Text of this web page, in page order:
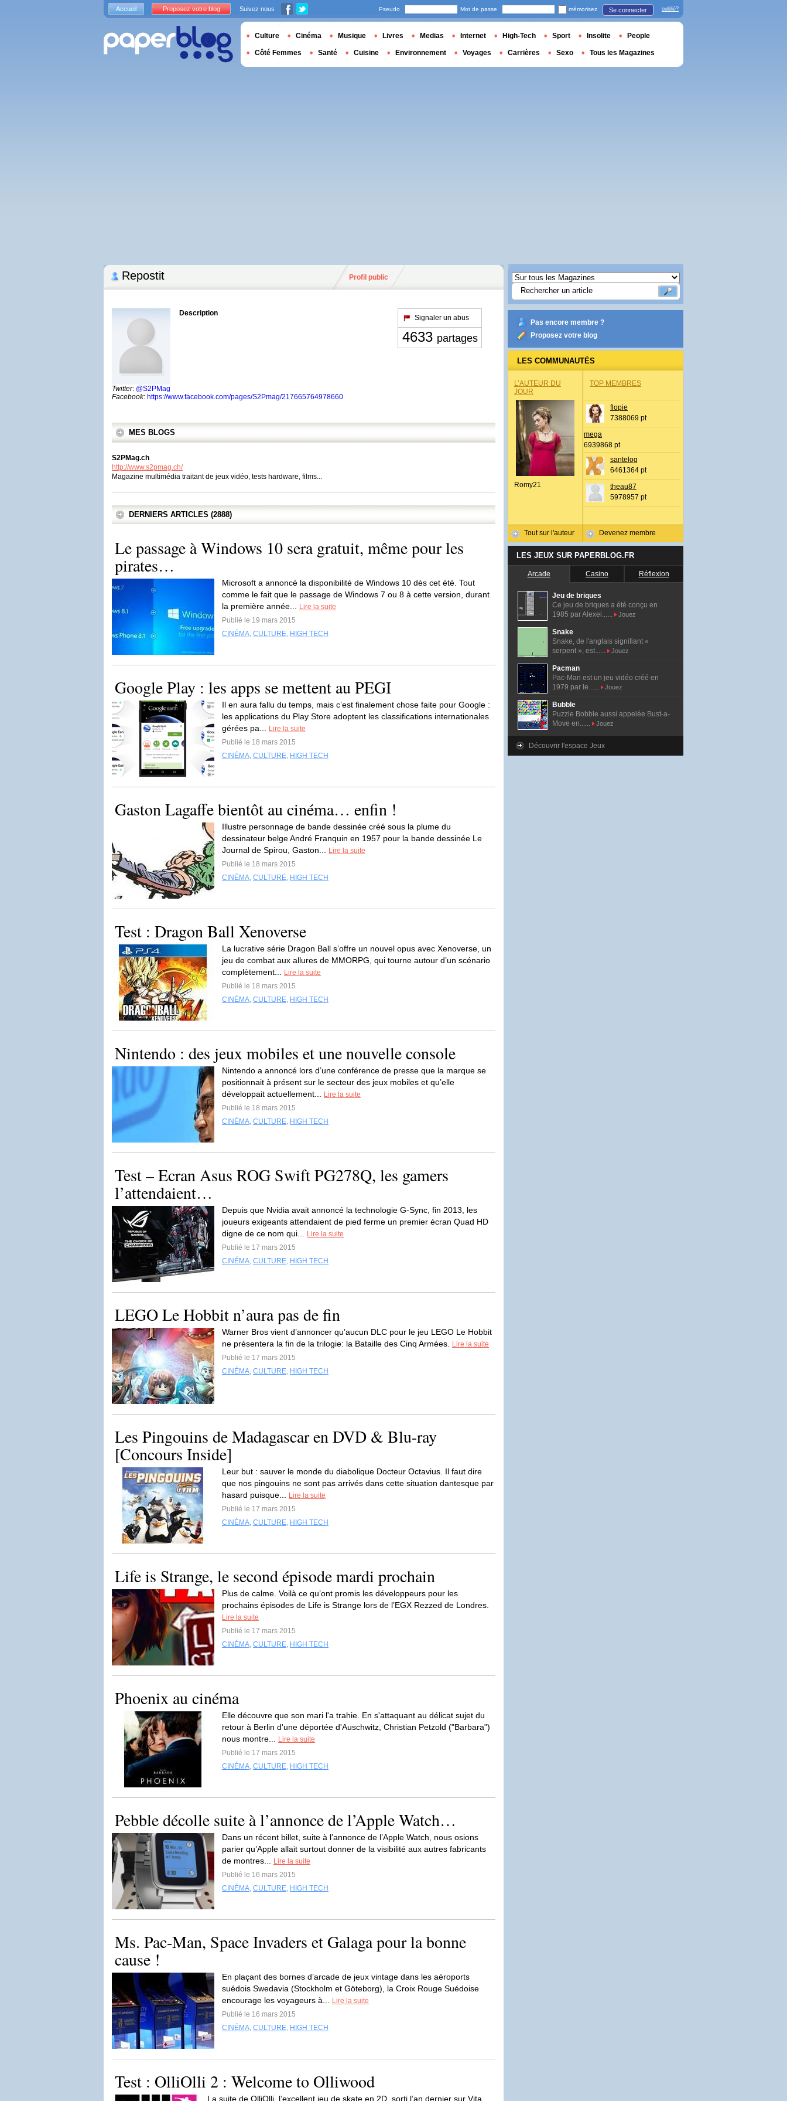
Repostit Profil public
Description
Twitter: @S2PMag
Facebook: https://www.facebook.com/pages/S2Pmag/217665764978660
Signaler un abus
4633 partages
MES BLOGS
S2PMag.ch
http://www.s2pmag.ch/
Magazine multimédia traitant de jeux vidéo, tests hardware, films...
DERNIERS ARTICLES (2888)
Le passage à Windows 10 sera gratuit, même pour les
pirates…
Microsoft a annoncé la disponibilité de Windows 10 dès cet été. Tout
comme le fait que le passage de Windows 7 ou 8 à cette version, durant
la première année...
Lire la suite
Publié le 19 mars 2015
CINÉMA, CULTURE, HIGH TECH
Google Play : les apps se mettent au PEGI
Il en aura fallu du temps, mais c’est finalement chose faite pour Google :
les applications du Play Store adoptent les classifications internationales
gérées pa...
Lire la suite
Publié le 18 mars 2015
CINÉMA, CULTURE, HIGH TECH
Gaston Lagaffe bientôt au cinéma… enfin !
Illustre personnage de bande dessinée créé sous la plume du
dessinateur belge André Franquin en 1957 pour la bande dessinée Le
Journal de Spirou, Gaston...
Lire la suite
Publié le 18 mars 2015
CINÉMA, CULTURE, HIGH TECH
Test : Dragon Ball Xenoverse
La lucrative série Dragon Ball s’offre un nouvel opus avec Xenoverse, un
jeu de combat aux allures de MMORPG, qui tourne autour d’un scénario
complètement...
Lire la suite
Publié le 18 mars 2015
CINÉMA, CULTURE, HIGH TECH
Nintendo : des jeux mobiles et une nouvelle console
Nintendo a annoncé lors d’une conférence de presse que la marque se
positionnait à présent sur le secteur des jeux mobiles et qu’elle
développait actuellement...
Lire la suite
Publié le 18 mars 2015
CINÉMA, CULTURE, HIGH TECH
Test – Ecran Asus ROG Swift PG278Q, les gamers
l’attendaient…
Depuis que Nvidia avait annoncé la technologie G-Sync, fin 2013, les
joueurs exigeants attendaient de pied ferme un premier écran Quad HD
digne de ce nom qui...
Lire la suite
Publié le 17 mars 2015
CINÉMA, CULTURE, HIGH TECH
LEGO Le Hobbit n’aura pas de fin
Warner Bros vient d’annoncer qu’aucun DLC pour le jeu LEGO Le Hobbit
ne présentera la fin de la trilogie: la Bataille des Cinq Armées.
Lire la suite
Publié le 17 mars 2015
CINÉMA, CULTURE, HIGH TECH
Les Pingouins de Madagascar en DVD & Blu-ray
[Concours Inside]
Leur but : sauver le monde du diabolique Docteur Octavius. Il faut dire
que nos pingouins ne sont pas arrivés dans cette situation dantesque par
hasard puisque...
Lire la suite
Publié le 17 mars 2015
CINÉMA, CULTURE, HIGH TECH
Life is Strange, le second épisode mardi prochain
Plus de calme. Voilà ce qu’ont promis les développeurs pour les
prochains épisodes de Life is Strange lors de l’EGX Rezzed de Londres.
Lire la suite
Publié le 17 mars 2015
CINÉMA, CULTURE, HIGH TECH
Phoenix au cinéma
Elle découvre que son mari l'a trahie. En s'attaquant au délicat sujet du
retour à Berlin d'une déportée d'Auschwitz, Christian Petzold ("Barbara")
nous montre...
Lire la suite
Publié le 17 mars 2015
CINÉMA, CULTURE, HIGH TECH
Pebble décolle suite à l’annonce de l’Apple Watch…
Dans un récent billet, suite à l’annonce de l’Apple Watch, nous osions
parier qu’Apple allait surtout donner de la visibilité aux autres fabricants
de montres...
Lire la suite
Publié le 16 mars 2015
CINÉMA, CULTURE, HIGH TECH
Ms. Pac-Man, Space Invaders et Galaga pour la bonne
cause !
En plaçant des bornes d’arcade de jeux vintage dans les aéroports
suédois Swedavia (Stockholm et Göteborg), la Croix Rouge Suédoise
encourage les voyageurs à...
Lire la suite
Publié le 16 mars 2015
CINÉMA, CULTURE, HIGH TECH
Test : OlliOlli 2 : Welcome to Olliwood
La suite de OlliOlli, l’excellent jeu de skate en 2D, sorti l’an dernier sur Vita,
Pas encore membre ?
Proposez votre blog
LES COMMUNAUTÉS
L’AUTEUR DU
JOUR
Romy21
Tout sur l'auteur
TOP MEMBRES
flopie
7388069 pt
mega
6939868 pt
santelog
6461364 pt
theau87
5978957 pt
Devenez membre
LES JEUX SUR PAPERBLOG.FR
Arcade Casino Réflexion
Jeu de briques
Ce jeu de briques a été conçu en
1985 par Alexei......
Jouez
Snake
Snake, de l'anglais signifiant «
serpent », est......
Jouez
Pacman
Pac-Man est un jeu vidéo créé en
1979 par le......
Jouez
Bubble
Puzzle Bobble aussi appelée Bust-a-
Move en......
Jouez
Découvrir l'espace Jeux
Accueil Proposez votre blog Suivez nous Pseudo Mot de passe mémorisez Se connecter oublié?
Culture Cinéma Musique Livres Medias Internet High-Tech Sport Insolite People
Côté Femmes Santé Cuisine Environnement Voyages Carrières Sexo Tous les Magazines